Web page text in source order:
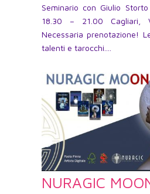
Seminario con Giulio
18.30 – 21.00 Cagliari,
Necessaria prenotazione!
talenti e tarocchi....
NURAGIC